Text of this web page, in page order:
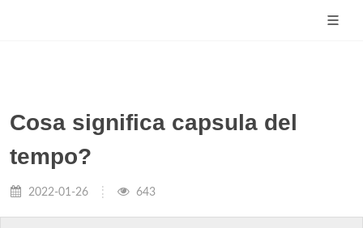
Cosa significa capsula del
tempo?
2022-01-26 643